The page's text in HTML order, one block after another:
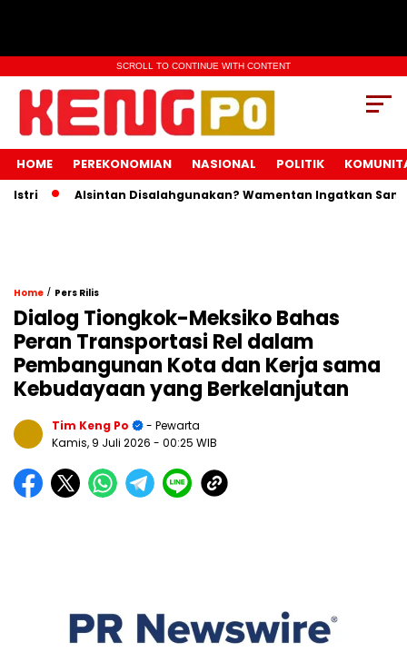
SCROLL TO CONTINUE WITH CONTENT
HOME PEREKONOMIAN NASIONAL POLITIK
Alsintan Disalahgunakan? Wamentan Ingatkan Sanksi
Home / Pers Rilis
Dialog Tiongkok-Meksiko Bahas
Peran Transportasi Rel dalam
Pembangunan Kota dan Kerja sama
Kebudayaan yang Berkelanjutan
Tim Keng Po
- Pewarta
Kamis, 9 Juli 2026 - 00:25 WIB